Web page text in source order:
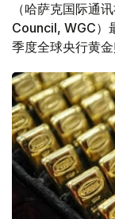
（哈萨克国际通
Council, WGC）
季度全球央行黄